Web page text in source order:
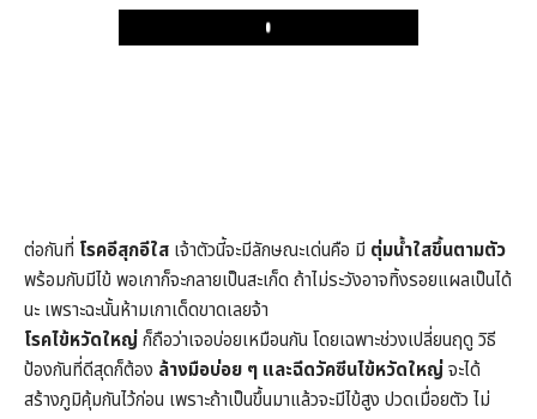
Play
ต่อกันที่ โรคอีสุกอีใส เจ้าตัวนี้จะมีลักษณะเด่นคือ มี ตุ่มน้ำใสขึ้นตามตัว
พร้อมกับมีไข้ พอเกาก็จะกลายเป็นสะเก็ด ถ้าไม่ระวังอาจทิ้งรอยแผลเป็นได้
นะ เพราะฉะนั้นห้ามเกาเด็ดขาดเลยจ้า
โรคไข้หวัดใหญ่ก็ถือว่าเจอบ่อยเหมือนกัน โดยเฉพาะช่วงเปลี่ยนฤดู วิธี
ป้องกันที่ดีสุดก็ต้อง ล้างมือบ่อย ๆ และฉีดวัคซีนไข้หวัดใหญ่จะได้
สร้างภูมิคุ้มกันไว้ก่อน เพราะถ้าเป็นขึ้นมาแล้วจะมีไข้สูง ปวดเมื่อยตัว ไม่